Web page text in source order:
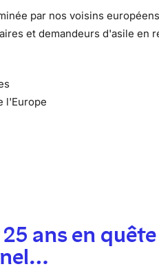
par nos voisins européens
et demandeurs d'asile en
l'Europe
ans en quête